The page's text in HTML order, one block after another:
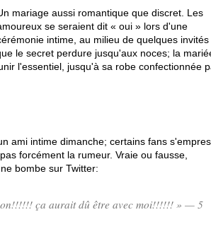
mariage aussi romantique que discret. Les
se seraient dit « oui » lors d'une
intime, au milieu de quelques
le secret perdure jusqu'aux noces; la
l'essentiel, jusqu'à sa robe confectionnée
ami intime dimanche; certains fans
forcément la rumeur. Vraie ou fausse,
bombe sur Twitter:
ça aurait dû être avec moi!!!!!! » — 5